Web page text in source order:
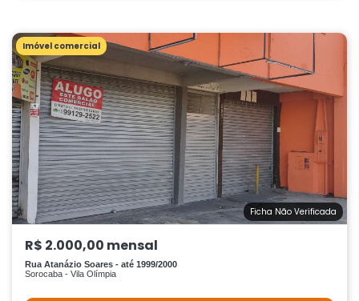
Imóvel comercial
Ficha Não Verificada
R$ 2.000,00 mensal
Rua Atanázio Soares - até 1999/2000
Sorocaba - Vila Olímpia